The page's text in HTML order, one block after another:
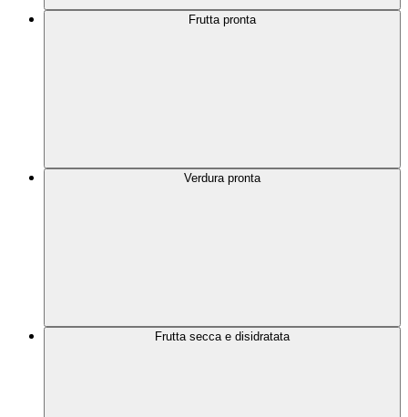
Frutta pronta
Verdura pronta
Frutta secca e disidratata